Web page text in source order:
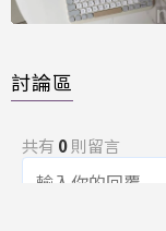
討論區
共有 0則留言